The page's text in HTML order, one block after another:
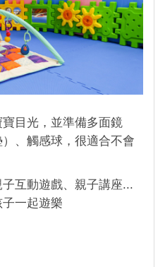
目光，並準備多面鏡
、觸感球，很適合不會
互動遊戲、親子講座...
一起遊樂